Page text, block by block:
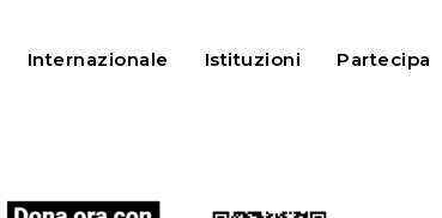
Internazionale Istituzioni Partecipa